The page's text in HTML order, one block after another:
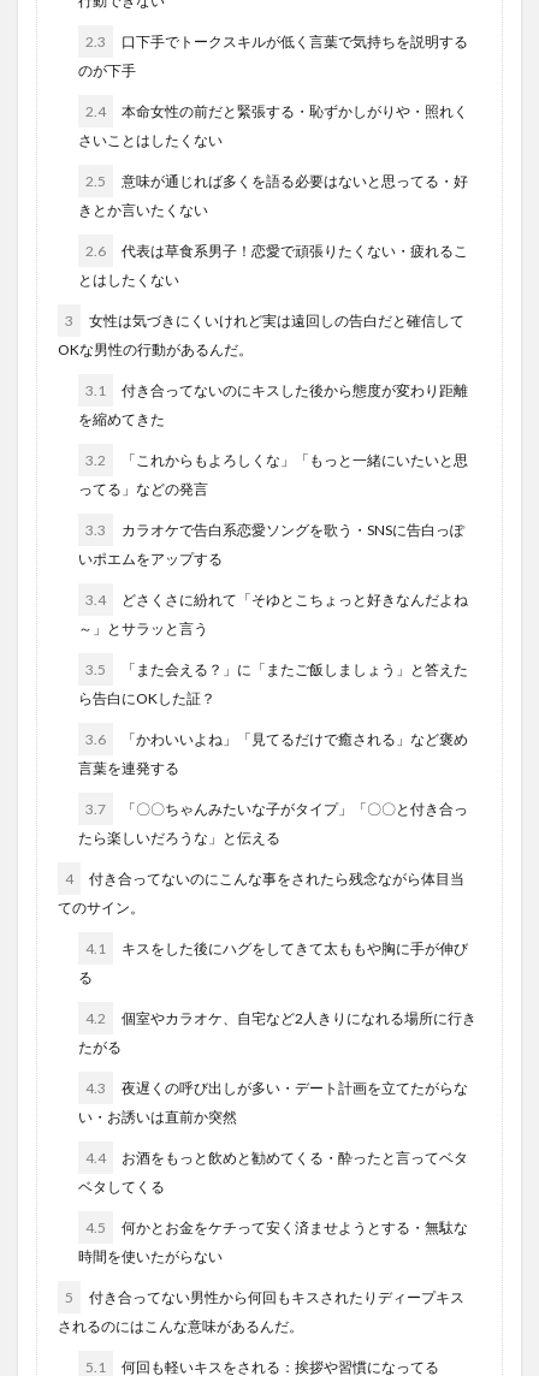
2.3
口下手でトークスキルが低く言葉で気持ちを説明する
のが下手
2.4
本命女性の前だと緊張する・恥ずかしがりや・照れく
さいことはしたくない
2.5
意味が通じれば多くを語る必要はないと思ってる・好
きとか言いたくない
2.6
代表は草食系男子！恋愛で頑張りたくない・疲れるこ
とはしたくない
3
女性は気づきにくいけれど実は遠回しの告白だと確信して
OKな男性の行動があるんだ。
3.1
付き合ってないのにキスした後から態度が変わり距離
を縮めてきた
3.2
「これからもよろしくな」「もっと一緒にいたいと思
ってる」などの発言
3.3
カラオケで告白系恋愛ソングを歌う・SNSに告白っぽ
いポエムをアップする
3.4
どさくさに紛れて「そゆとこちょっと好きなんだよね
～」とサラッと言う
3.5
「また会える？」に「またご飯しましょう」と答えた
ら告白にOKした証？
3.6
「かわいいよね」「見てるだけで癒される」など褒め
言葉を連発する
3.7
「〇〇ちゃんみたいな子がタイプ」「〇〇と付き合っ
たら楽しいだろうな」と伝える
4
付き合ってないのにこんな事をされたら残念ながら体目当
てのサイン。
4.1
キスをした後にハグをしてきて太ももや胸に手が伸び
る
4.2
個室やカラオケ、自宅など2人きりになれる場所に行き
たがる
4.3
夜遅くの呼び出しが多い・デート計画を立てたがらな
い・お誘いは直前か突然
4.4
お酒をもっと飲めと勧めてくる・酔ったと言ってベタ
ベタしてくる
4.5
何かとお金をケチって安く済ませようとする・無駄な
時間を使いたがらない
5
付き合ってない男性から何回もキスされたりディープキス
されるのにはこんな意味があるんだ。
5.1 何回も軽いキスをされる：挨拶や習慣になってる